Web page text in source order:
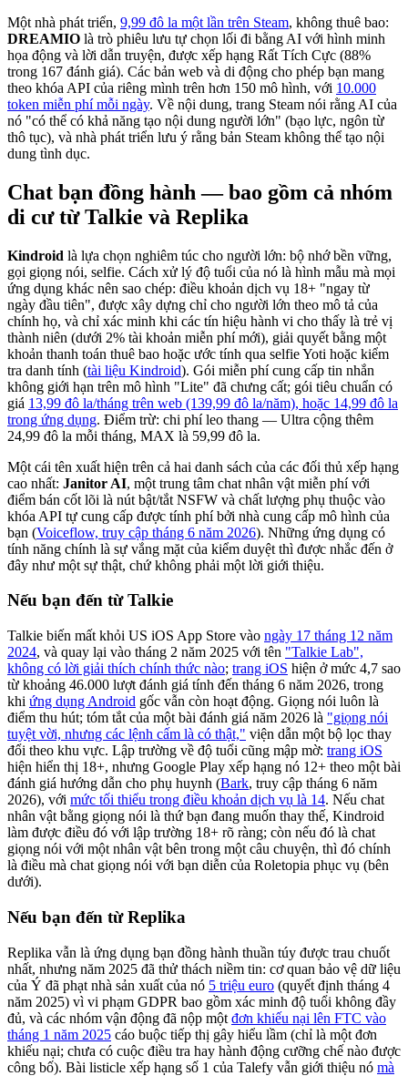
Một nhà phát triển, 9,99 đô la một lần trên Steam, không thuê bao:
DREAMIO là trò phiêu lưu tự chọn lối đi bằng AI với hình minh
họa động và lời dẫn truyện, được xếp hạng Rất Tích Cực (88%
trong 167 đánh giá). Các bản web và di động cho phép bạn mang
theo khóa API của riêng mình trên hơn 150 mô hình, với 10.000
token miễn phí mỗi ngày. Về nội dung, trang Steam nói rằng AI của
nó "có thể có khả năng tạo nội dung người lớn" (bạo lực, ngôn từ
thô tục), và nhà phát triển lưu ý rằng bản Steam không thể tạo nội
dung tình dục.
Chat bạn đồng hành — bao gồm cả nhóm
di cư từ Talkie và Replika
Kindroid là lựa chọn nghiêm túc cho người lớn: bộ nhớ bền vững,
gọi giọng nói, selfie. Cách xử lý độ tuổi của nó là hình mẫu mà mọi
ứng dụng khác nên sao chép: điều khoản dịch vụ 18+ "ngay từ
ngày đầu tiên", được xây dựng chỉ cho người lớn theo mô tả của
chính họ, và chỉ xác minh khi các tín hiệu hành vi cho thấy là trẻ vị
thành niên (dưới 2% tài khoản miễn phí mới), giải quyết bằng một
khoản thanh toán thuê bao hoặc ước tính qua selfie Yoti hoặc kiểm
tra danh tính (tài liệu Kindroid). Gói miễn phí cung cấp tin nhắn
không giới hạn trên mô hình "Lite" đã chưng cất; gói tiêu chuẩn có
giá 13,99 đô la/tháng trên web (139,99 đô la/năm), hoặc 14,99 đô la
trong ứng dụng. Điểm trừ: chi phí leo thang — Ultra cộng thêm
24,99 đô la mỗi tháng, MAX là 59,99 đô la.
Một cái tên xuất hiện trên cả hai danh sách của các đối thủ xếp hạng
cao nhất: Janitor AI, một trung tâm chat nhân vật miễn phí với
điểm bán cốt lõi là nút bật/tắt NSFW và chất lượng phụ thuộc vào
khóa API tự cung cấp được tính phí bởi nhà cung cấp mô hình của
bạn (Voiceflow, truy cập tháng 6 năm 2026). Những ứng dụng có
tính năng chính là sự vắng mặt của kiểm duyệt thì được nhắc đến ở
đây như một sự thật, chứ không phải một lời giới thiệu.
Nếu bạn đến từ Talkie
Talkie biến mất khỏi US iOS App Store vào ngày 17 tháng 12 năm
2024, và quay lại vào tháng 2 năm 2025 với tên "Talkie Lab",
không có lời giải thích chính thức nào; trang iOS hiện ở mức 4,7 sao
từ khoảng 46.000 lượt đánh giá tính đến tháng 6 năm 2026, trong
khi ứng dụng Android gốc vẫn còn hoạt động. Giọng nói luôn là
điểm thu hút; tóm tắt của một bài đánh giá năm 2026 là "giọng nói
tuyệt vời, nhưng các lệnh cấm là có thật," viện dẫn một bộ lọc thay
đổi theo khu vực. Lập trường về độ tuổi cũng mập mờ: trang iOS
hiện hiển thị 18+, nhưng Google Play xếp hạng nó 12+ theo một bài
đánh giá hướng dẫn cho phụ huynh (Bark, truy cập tháng 6 năm
2026), với mức tối thiểu trong điều khoản dịch vụ là 14. Nếu chat
nhân vật bằng giọng nói là thứ bạn đang muốn thay thế, Kindroid
làm được điều đó với lập trường 18+ rõ ràng; còn nếu đó là chat
giọng nói với một nhân vật bên trong một câu chuyện, thì đó chính
là điều mà chat giọng nói với bạn diễn của Roletopia phục vụ (bên
dưới).
Nếu bạn đến từ Replika
Replika vẫn là ứng dụng bạn đồng hành thuần túy được trau chuốt
nhất, nhưng năm 2025 đã thử thách niềm tin: cơ quan bảo vệ dữ liệu
của Ý đã phạt nhà sản xuất của nó 5 triệu euro (quyết định tháng 4
năm 2025) vì vi phạm GDPR bao gồm xác minh độ tuổi không đầy
đủ, và các nhóm vận động đã nộp một đơn khiếu nại lên FTC vào
tháng 1 năm 2025 cáo buộc tiếp thị gây hiểu lầm (chỉ là một đơn
khiếu nại; chưa có cuộc điều tra hay hành động cưỡng chế nào được
công bố). Bài listicle xếp hạng số 1 của Talefy vẫn giới thiệu nó mà